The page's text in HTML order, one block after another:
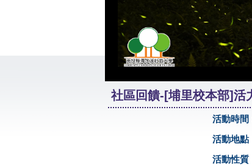
社區回饋-[埔里校本部]活
活動時間
活動地點
活動性質